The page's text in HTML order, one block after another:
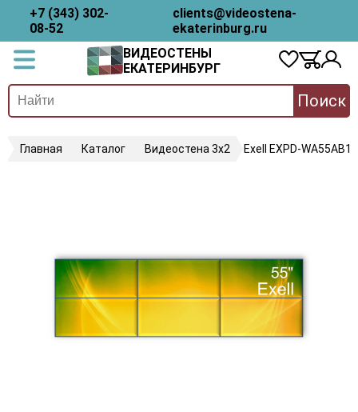
+7 (343) 302-
08-52
clients@videostena-
ekaterinburg.ru
ВИДЕОСТЕНЫ
ЕКАТЕРИНБУРГ
Поиск
Главная Каталог Видеостена 3х2 Exell EXPD-WA55AB15